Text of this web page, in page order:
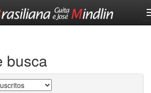
busca